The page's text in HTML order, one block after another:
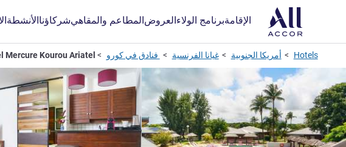
الإقامةبرنامج الولاءالعروضالمطاعم والمقاهيشركاؤناالأنشطة
Hotels أمريكا الجنوبية غيانا الفرنسية فنادق في كورو Mercure Kourou Ariatel